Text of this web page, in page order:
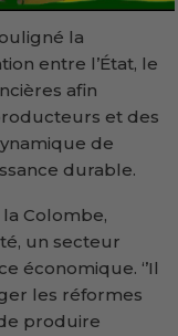
la
entre l’État, le
afin
et des
de
durable.
Colombe,
un secteur
économique. ‘’Il
les réformes
produire